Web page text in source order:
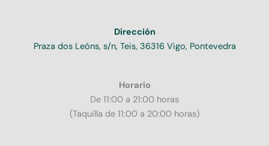
Dirección
Praza dos Leóns, s/n, Teis, 36316 Vigo, Pontevedra
Horario
De 11:00 a 21:00 horas
(Taquilla de 11:00 a 20:00 horas)